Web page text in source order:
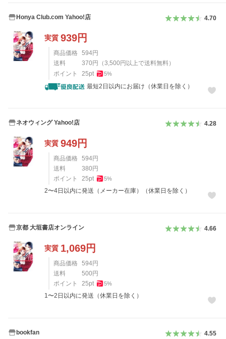
Honya Club.com Yahoo!店 4.70
実質 939円
商品価格 594円
送料
370 円 （3,500 円以上で送料無料）
ポイント
25pt 5%
最短2日以内にお届け（休業日を除く）
ネオウィング Yahoo!店 4.28
実質 949円
商品価格 594円
送料
380 円
ポイント
25pt 5%
2〜4日以内に発送（メーカー在庫）（休業日を除く）
京都 大垣書店オンライン 4.66
実質 1,069円
商品価格 594円
送料
500 円
ポイント
25pt 5%
1〜2日以内に発送（休業日を除く）
bookfan 4.55